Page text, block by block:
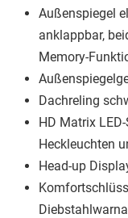
Außenspiegel
anklappbar,
Memory-
Dachreling
HD Matrix
Heckleuchten
Head-up